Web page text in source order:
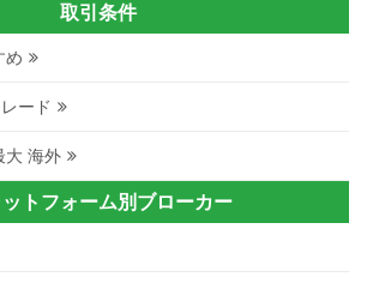
取引条件
め
ード
大 海外
トフォーム別ブローカー